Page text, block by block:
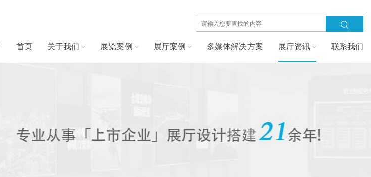
首页 关于我们 展览案例 展厅案例 多媒体解决方案 展厅资讯 联系我们